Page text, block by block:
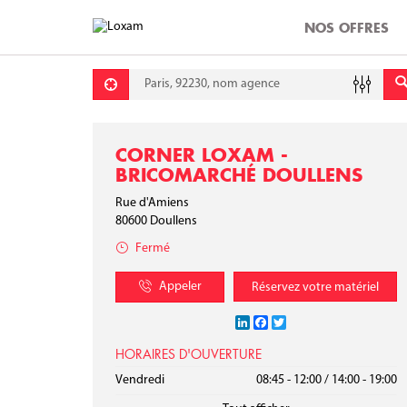
NOS OFFRES
Requête
CORNER LOXAM -
BRICOMARCHÉ DOULLENS
Rue d'Amiens
80600 Doullens
Fermé
Appeler Réservez votre matériel
LinkedInFacebook
HORAIRES D'OUVERTURE
Lundi 08:45 - 12:00 / 14:00 - 19:00
Mardi 08:45 - 12:00 / 14:00 - 19:00
Mercredi 08:45 - 12:00 / 14:00 - 19:00
Jeudi 08:45 - 12:00 / 14:00 - 19:00
Vendredi 08:45 - 12:00 / 14:00 - 19:00